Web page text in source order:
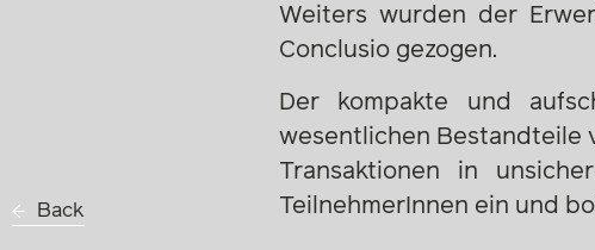
Back
Weiters wurden der
Conclusio gezogen.
Der kompakte und
wesentlichen Bestandteile
Transaktionen in
TeilnehmerInnen ein und